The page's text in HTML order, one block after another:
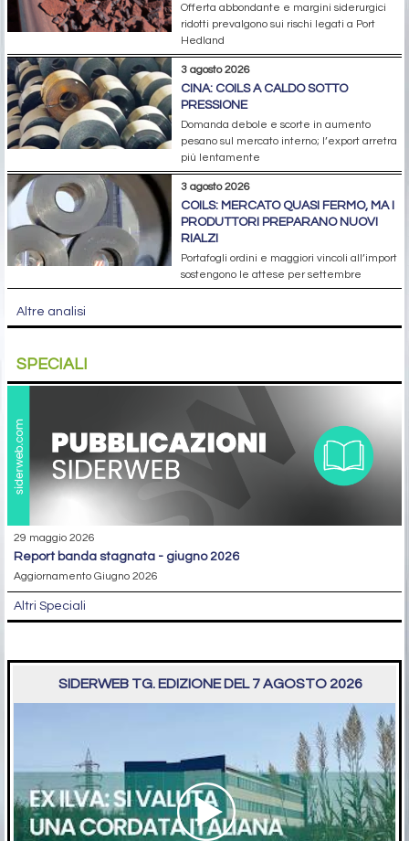
Offerta abbondante e margini siderurgici
ridotti prevalgono sui rischi legati a Port
Hedland
3 agosto 2026
CINA: COILS A CALDO SOTTO
PRESSIONE
Domanda debole e scorte in aumento
pesano sul mercato interno; l’export arretra
più lentamente
3 agosto 2026
COILS: MERCATO QUASI FERMO, MA I
PRODUTTORI PREPARANO NUOVI
RIALZI
Portafogli ordini e maggiori vincoli all’import
sostengono le attese per settembre
Altre analisi
SPECIALI
29 maggio 2026
report banda stagnata - giugno 2026
Aggiornamento Giugno 2026
Altri Speciali
SIDERWEB TG. EDIZIONE DEL 7 AGOSTO 2026